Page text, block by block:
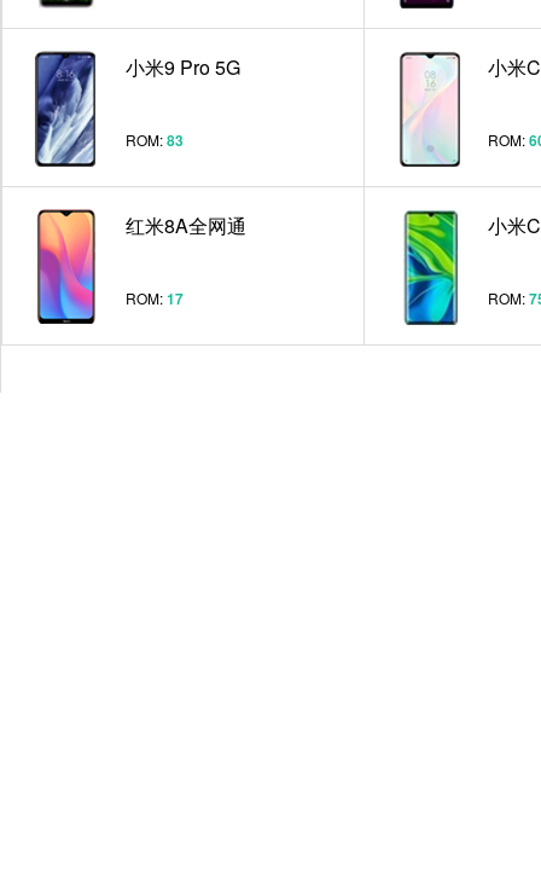
小米9 Pro 5G
ROM:83
小米
ROM:
红米8A全网通
ROM:17
小米
ROM: